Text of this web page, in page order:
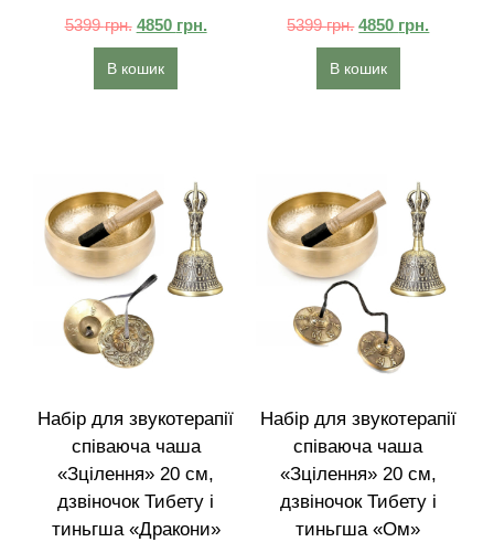
5399грн. 4850 грн.
В кошик
5399грн. 4850 грн.
В кошик
Набір для звукотерапії
співаюча чаша
«Зцілення» 20 см,
дзвіночок Тибету і
тиньгша «Дракони»
Набір для звукотерапії
співаюча чаша
«Зцілення» 20 см,
дзвіночок Тибету і
тиньгша «Ом»